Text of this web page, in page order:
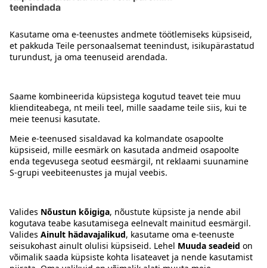
Juhised
Tingimused
Keel:ETENRU